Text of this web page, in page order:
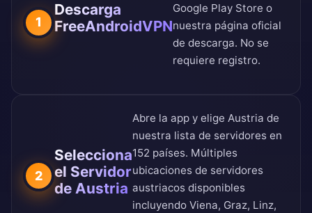
1
Descarga
FreeAndroidVPN
Google Play Store o
nuestra página oficial
de descarga. No se
requiere registro.
2
Selecciona
el Servidor
de Austria
Abre la app y elige Austria de
nuestra lista de servidores en
152 países. Múltiples
ubicaciones de servidores
austriacos disponibles
incluyendo Viena, Graz, Linz,